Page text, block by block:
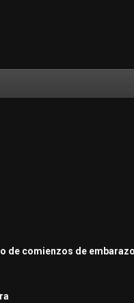
de comienzos de